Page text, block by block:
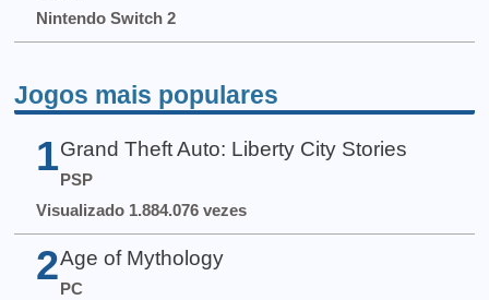
Nintendo Switch 2
Jogos mais populares
1 Grand Theft Auto: Liberty City Stories
PSP
Visualizado 1.884.076 vezes
2 Age of Mythology
PC